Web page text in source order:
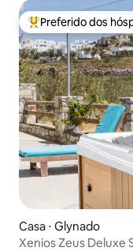
Entre os melhores
Preferido dos
Casa ⋅ Glynado
Xenios Zeus